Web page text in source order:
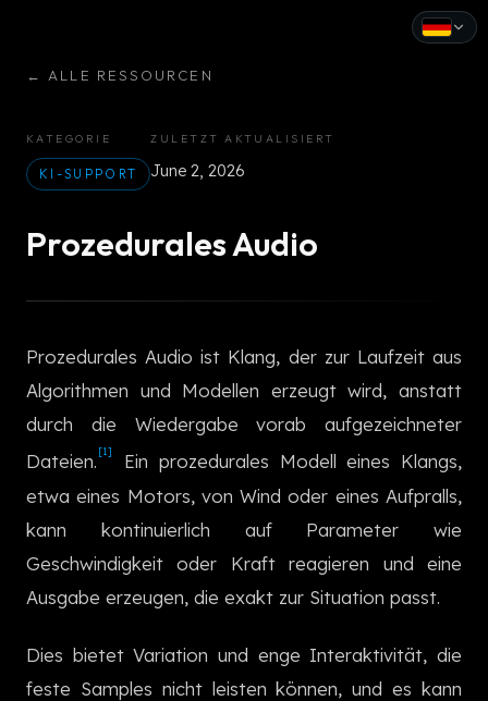
← ALLE RESSOURCEN
KATEGORIE
KI-SUPPORT
ZULETZT AKTUALISIERT
June 2, 2026
Prozedurales Audio
Prozedurales Audio ist Klang, der zur Laufzeit aus
Algorithmen und Modellen erzeugt wird, anstatt
durch die Wiedergabe vorab aufgezeichneter
Dateien. [1]
Ein prozedurales Modell eines Klangs,
etwa eines Motors, von Wind oder eines Aufpralls,
kann kontinuierlich auf Parameter wie
Geschwindigkeit oder Kraft reagieren und eine
Ausgabe erzeugen, die exakt zur Situation passt.
Dies bietet Variation und enge Interaktivität, die
feste Samples nicht leisten können, und es kann
Русский
中文
日本語
한국어